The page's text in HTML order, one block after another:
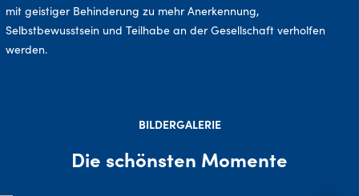
mit geistiger Behinderung zu mehr Anerkennung,
Selbstbewusstsein und Teilhabe an der Gesellschaft verholfen
werden.
BILDERGALERIE
Die schönsten Momente